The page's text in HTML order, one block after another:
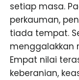
setiap masa.
perkauman,
tiada tempat.
menggalakkan
Empat nilai
keberanian,